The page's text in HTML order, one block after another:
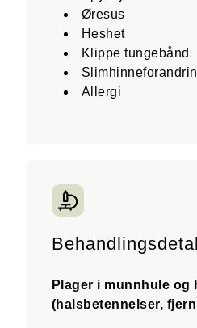
Øresus
Heshet
Klippe tungebånd
Allergi
Plager i munnhule og
(halsbetennelser,